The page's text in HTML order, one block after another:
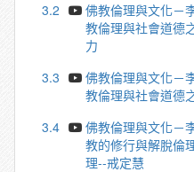
3.2
佛教倫理與文化
教倫理與社會道
力
3.3
佛教倫理與文化
教倫理與社會道
3.4
佛教倫理與文化
教的修行與解脫
理--戒定慧